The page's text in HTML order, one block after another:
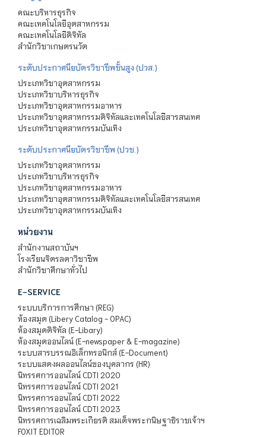
คณะบริหารธุรกิจ
คณะเทคโนโลยีอุตสาหกรรม
คณะเทคโนโลยีดิจิทัล
สำนักวิชาเกษตรนวัต
ระดับประกาศนียบัตรวิชาชีพชั้นสูง (ปวส.)
ประเภทวิชาอุตสาหกรรม
ประเภทวิชาบริหารธุรกิจ
ประเภทวิชาอุตสาหกรรมอาหาร
ประเภทวิชาอุตสาหกรรมดิจิทัลและเทคโนโลยีสารสนเทศ
ประเภทวิชาอุตสาหกรรมบันเทิง
ระดับประกาศนียบัตรวิชาชีพ (ปวช.)
ประเภทวิชาอุตสาหกรรม
ประเภทวิชาบริหารธุรกิจ
ประเภทวิชาอุตสาหกรรมอาหาร
ประเภทวิชาอุตสาหกรรมดิจิทัลและเทคโนโลยีสารสนเทศ
ประเภทวิชาอุตสาหกรรมบันเทิง
หน่วยงาน
สำนักงานสถาบันฯ
โรงเรียนจิตรลดาวิชาชีพ
สำนักวิชาศึกษาทั่วไป
E-SERVICE
ระบบบริการการศึกษา (REG)
ห้องสมุด (Libery Catalog - OPAC)
ห้องสมุดดิจิทัล (E-Libary)
ห้องสมุดออนไลน์ (E-newspaper & E-magazine)
ระบบสารบรรณอิเล็กทรอนิกส์ (E-Document)
ระบบแสดงผลออนไลน์ของบุคลากร (HR)
นิทรรศการออนไลน์ CDTI 2020
นิทรรศการออนไลน์ CDTI 2021
นิทรรศการออนไลน์ CDTI 2022
นิทรรศการออนไลน์ CDTI 2023
นิทรรศการเฉลิมพระเกียรติ สมเด็จพระกนิษฐาธิราชเจ้าฯ
FOXIT EDITOR